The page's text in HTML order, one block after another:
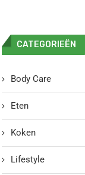
CATEGORIEËN
Body Care
Eten
Koken
Lifestyle